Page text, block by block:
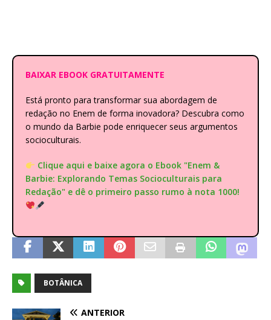
BAIXAR EBOOK GRATUITAMENTE
Está pronto para transformar sua abordagem de
redação no Enem de forma inovadora? Descubra como
o mundo da Barbie pode enriquecer seus argumentos
socioculturais.
Clique aqui e baixe agora o Ebook "Enem &
Barbie: Explorando Temas Socioculturais para
Redação" e dê o primeiro passo rumo à nota 1000!
BOTÂNICA
ANTERIOR